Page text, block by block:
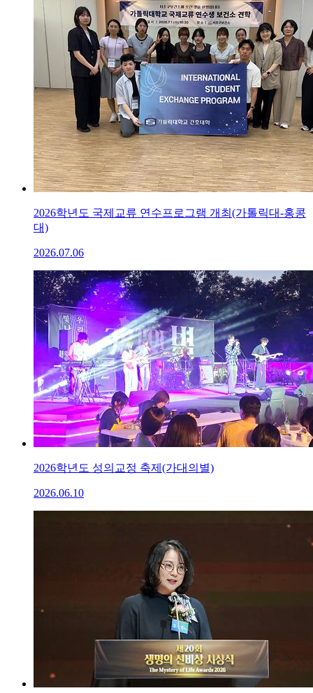
2026학년도 국제교류 연수프로그램 개최(가톨릭대-홍콩
대)
2026.07.06
2026학년도 성의교정 축제(가대의별)
2026.06.10